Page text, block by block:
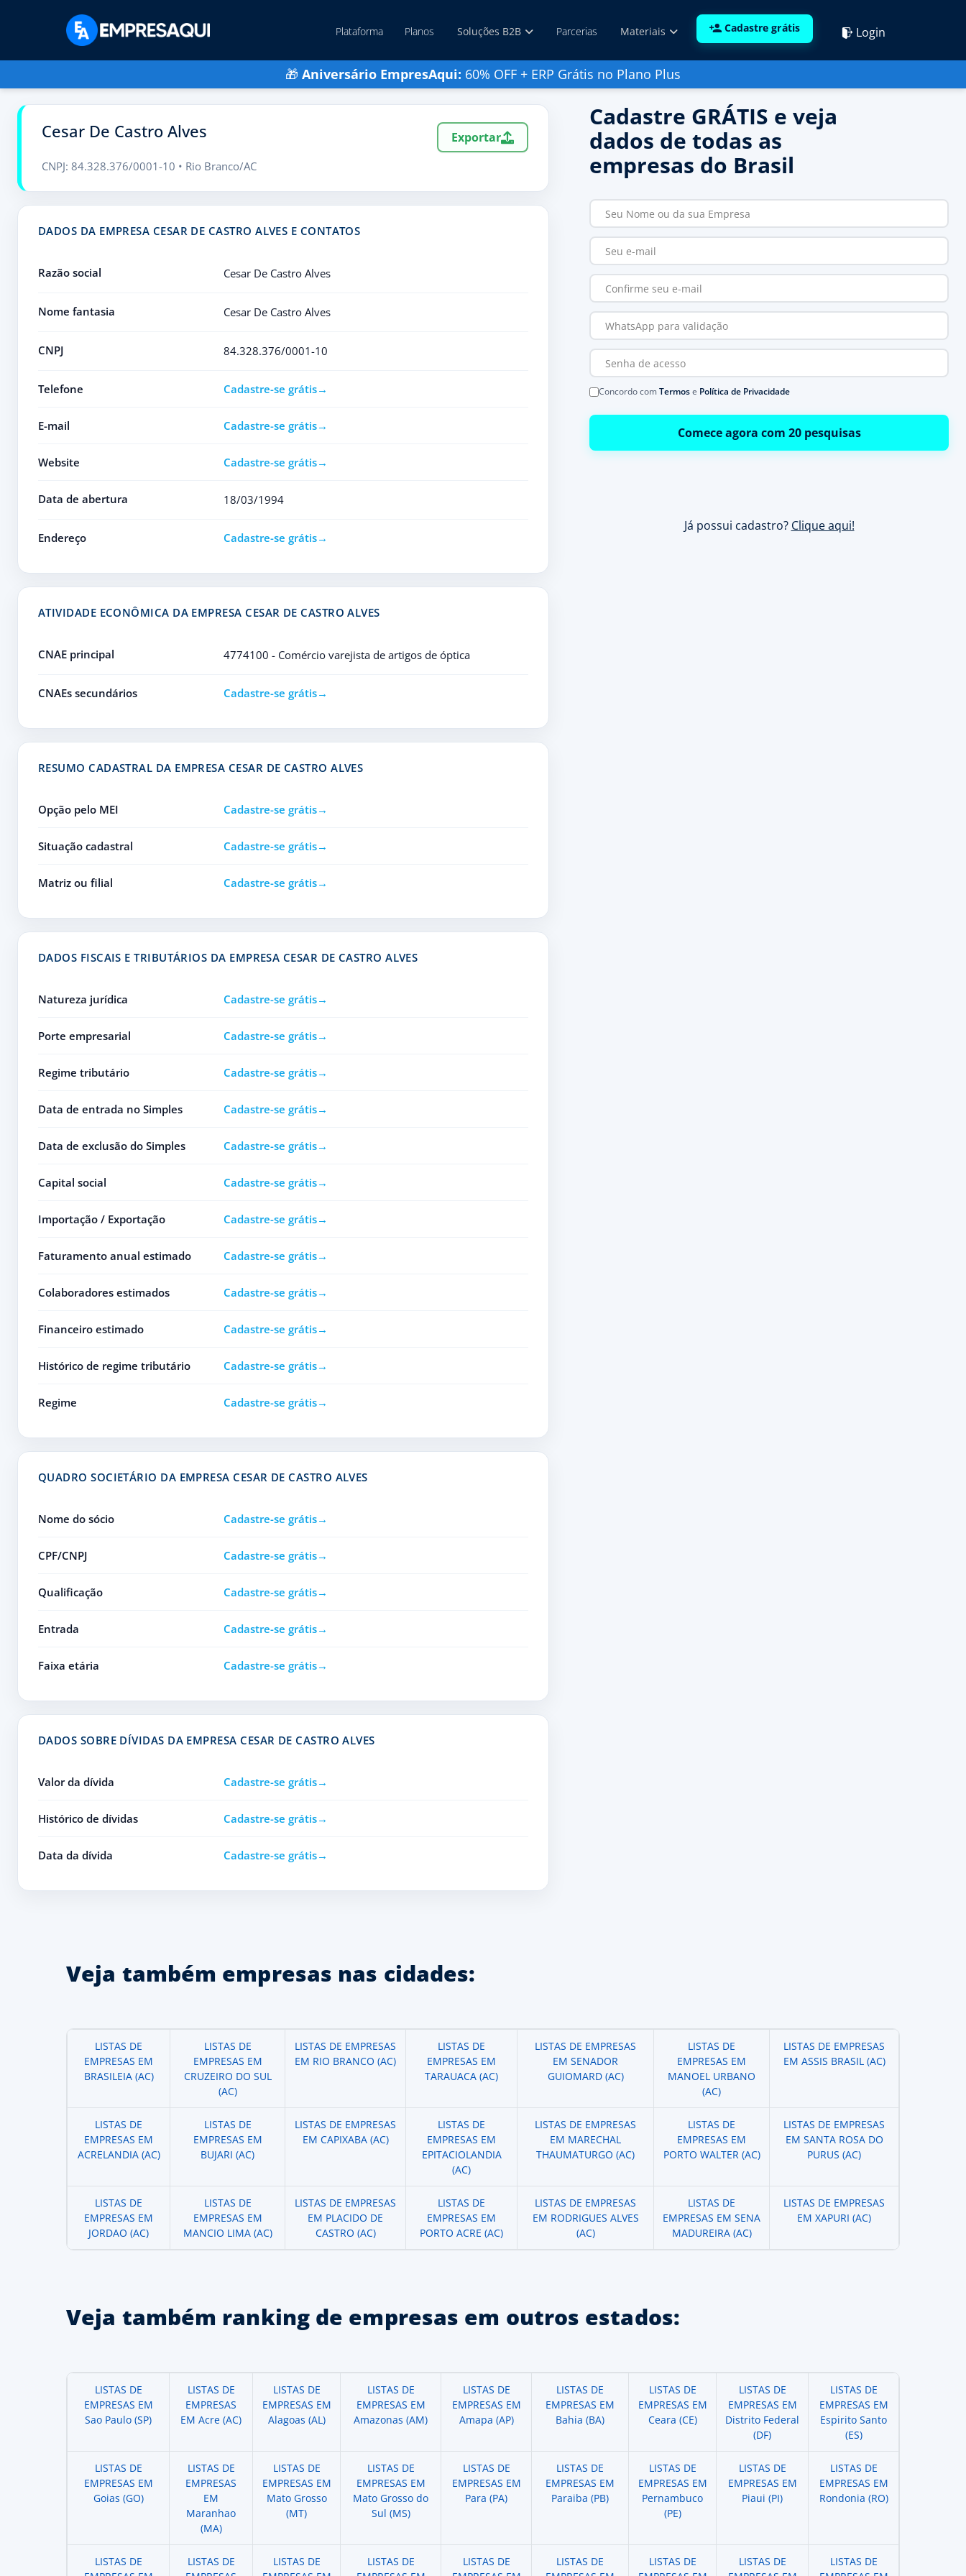
Plataforma Planos Soluções B2B Parcerias Materiais Cadastre grátis Login
🎁 Aniversário EmpresAqui: 60% OFF + ERP Grátis no Plano Plus
Cesar De Castro Alves Exportar
CNPJ: 84.328.376/0001-10 • Rio Branco/AC
DADOS DA EMPRESA CESAR DE CASTRO ALVES E CONTATOS
Razão social Cesar De Castro Alves
Nome fantasia Cesar De Castro Alves
CNPJ 84.328.376/0001-10
Telefone Cadastre-se grátis
E-mail Cadastre-se grátis
Website Cadastre-se grátis
Data de abertura 18/03/1994
Endereço Cadastre-se grátis
ATIVIDADE ECONÔMICA DA EMPRESA CESAR DE CASTRO ALVES
CNAE principal 4774100 - Comércio varejista de artigos de óptica
CNAEs secundários Cadastre-se grátis
RESUMO CADASTRAL DA EMPRESA CESAR DE CASTRO ALVES
Opção pelo MEI Cadastre-se grátis
Situação cadastral Cadastre-se grátis
Matriz ou filial Cadastre-se grátis
DADOS FISCAIS E TRIBUTÁRIOS DA EMPRESA CESAR DE CASTRO ALVES
Natureza jurídica Cadastre-se grátis
Porte empresarial Cadastre-se grátis
Regime tributário Cadastre-se grátis
Data de entrada no Simples Cadastre-se grátis
Data de exclusão do Simples Cadastre-se grátis
Capital social Cadastre-se grátis
Importação / Exportação Cadastre-se grátis
Faturamento anual estimado Cadastre-se grátis
Colaboradores estimados Cadastre-se grátis
Financeiro estimado Cadastre-se grátis
Histórico de regime tributário Cadastre-se grátis
Regime Cadastre-se grátis
QUADRO SOCIETÁRIO DA EMPRESA CESAR DE CASTRO ALVES
Nome do sócio Cadastre-se grátis
CPF/CNPJ Cadastre-se grátis
Qualificação Cadastre-se grátis
Entrada Cadastre-se grátis
Faixa etária Cadastre-se grátis
DADOS SOBRE DÍVIDAS DA EMPRESA CESAR DE CASTRO ALVES
Valor da dívida Cadastre-se grátis
Histórico de dívidas Cadastre-se grátis
Data da dívida Cadastre-se grátis
Cadastre GRÁTIS e veja
dados de todas as
empresas do Brasil
Concordo comTermose Política de Privacidade
Comece agora com 20 pesquisas
Já possui cadastro? Clique aqui!
Veja também empresas nas cidades:
LISTAS DE
EMPRESAS EM
BRASILEIA (AC)
LISTAS DE
EMPRESAS EM
CRUZEIRO DO SUL
(AC)
LISTAS DE EMPRESAS
EM RIO BRANCO (AC)
LISTAS DE
EMPRESAS EM
TARAUACA (AC)
LISTAS DE EMPRESAS
EM SENADOR
GUIOMARD (AC)
LISTAS DE
EMPRESAS EM
MANOEL URBANO
(AC)
LISTAS DE EMPRESAS
EM ASSIS BRASIL (AC)
LISTAS DE
EMPRESAS EM
ACRELANDIA (AC)
LISTAS DE
EMPRESAS EM
BUJARI (AC)
LISTAS DE EMPRESAS
EM CAPIXABA (AC)
LISTAS DE
EMPRESAS EM
EPITACIOLANDIA
(AC)
LISTAS DE EMPRESAS
EM MARECHAL
THAUMATURGO (AC)
LISTAS DE
EMPRESAS EM
PORTO WALTER (AC)
LISTAS DE EMPRESAS
EM SANTA ROSA DO
PURUS (AC)
LISTAS DE
EMPRESAS EM
JORDAO (AC)
LISTAS DE
EMPRESAS EM
MANCIO LIMA (AC)
LISTAS DE EMPRESAS
EM PLACIDO DE
CASTRO (AC)
LISTAS DE
EMPRESAS EM
PORTO ACRE (AC)
LISTAS DE EMPRESAS
EM RODRIGUES ALVES
(AC)
LISTAS DE
EMPRESAS EM SENA
MADUREIRA (AC)
LISTAS DE EMPRESAS
EM XAPURI (AC)
Veja também ranking de empresas em outros estados:
LISTAS DE
EMPRESAS EM
Sao Paulo (SP)
LISTAS DE
EMPRESAS
EM Acre (AC)
LISTAS DE
EMPRESAS EM
Alagoas (AL)
LISTAS DE
EMPRESAS EM
Amazonas (AM)
LISTAS DE
EMPRESAS EM
Amapa (AP)
LISTAS DE
EMPRESAS EM
Bahia (BA)
LISTAS DE
EMPRESAS EM
Ceara (CE)
LISTAS DE
EMPRESAS EM
Distrito Federal
(DF)
LISTAS DE
EMPRESAS EM
Espirito Santo
(ES)
LISTAS DE
EMPRESAS EM
Goias (GO)
LISTAS DE
EMPRESAS
EM
Maranhao
(MA)
LISTAS DE
EMPRESAS EM
Mato Grosso
(MT)
LISTAS DE
EMPRESAS EM
Mato Grosso do
Sul (MS)
LISTAS DE
EMPRESAS EM
Para (PA)
LISTAS DE
EMPRESAS EM
Paraiba (PB)
LISTAS DE
EMPRESAS EM
Pernambuco
(PE)
LISTAS DE
EMPRESAS EM
Piaui (PI)
LISTAS DE
EMPRESAS EM
Rondonia (RO)
LISTAS DE
LISTAS DE
LISTAS DE
LISTAS DE
LISTAS DE
LISTAS DE
LISTAS DE
LISTAS DE
LISTAS DE